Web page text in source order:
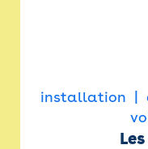
installation